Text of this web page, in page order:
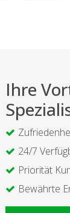
Ihre
24/7
Priorität
Bewährte